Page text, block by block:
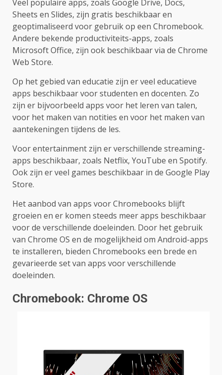
Veel populaire apps, zoals Google Drive, Docs,
Sheets en Slides, zijn gratis beschikbaar en
geoptimaliseerd voor gebruik op een Chromebook.
Andere bekende productiviteits-apps, zoals
Microsoft Office, zijn ook beschikbaar via de Chrome
Web Store.
Op het gebied van educatie zijn er veel educatieve
apps beschikbaar voor studenten en docenten. Zo
zijn er bijvoorbeeld apps voor het leren van talen,
voor het maken van notities en voor het maken van
aantekeningen tijdens de les.
Voor entertainment zijn er verschillende streaming-
apps beschikbaar, zoals Netflix, YouTube en Spotify.
Ook zijn er veel games beschikbaar in de Google Play
Store.
Het aanbod van apps voor Chromebooks blijft
groeien en er komen steeds meer apps beschikbaar
voor de verschillende doeleinden. Door het gebruik
van Chrome OS en de mogelijkheid om Android-apps
te installeren, bieden Chromebooks een brede en
gevarieerde set van apps voor verschillende
doeleinden.
Chromebook: Chrome OS